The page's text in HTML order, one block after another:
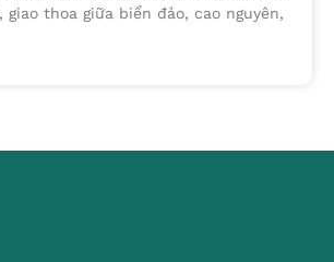
giao thoa giữa biển đảo, cao nguyên,